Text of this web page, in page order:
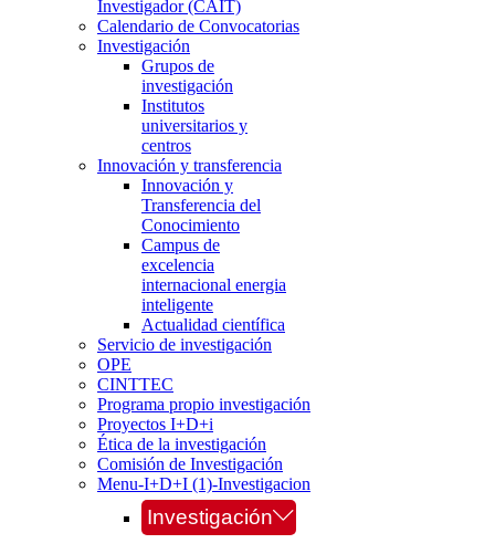
Investigador (CAIT)
Calendario de Convocatorias
Investigación
Grupos de
investigación
Institutos
universitarios y
centros
Innovación y transferencia
Innovación y
Transferencia del
Conocimiento
Campus de
excelencia
internacional energia
inteligente
Actualidad científica
Servicio de investigación
OPE
CINTTEC
Programa propio investigación
Proyectos I+D+i
Ética de la investigación
Comisión de Investigación
Menu-I+D+I (1)-Investigacion
Investigación